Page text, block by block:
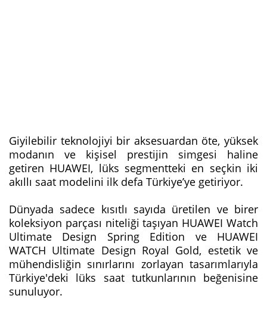
Giyilebilir teknolojiyi bir aksesuardan öte, yüksek
modanın ve kişisel prestijin simgesi haline
getiren HUAWEI, lüks segmentteki en seçkin iki
akıllı saat modelini ilk defa Türkiye’ye getiriyor.
Dünyada sadece kısıtlı sayıda üretilen ve birer
koleksiyon parçası niteliği taşıyan HUAWEI Watch
Ultimate Design Spring Edition ve HUAWEI
WATCH Ultimate Design Royal Gold, estetik ve
mühendisliğin sınırlarını zorlayan tasarımlarıyla
Türkiye'deki lüks saat tutkunlarının beğenisine
sunuluyor.